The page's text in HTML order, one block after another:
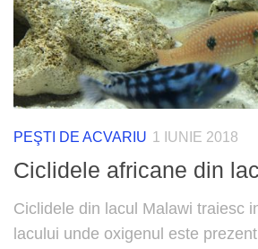
PEŞTI DE ACVARIU 1 IUNIE 2018
Ciclidele africane din
Ciclidele din lacul Malawi traiesc
lacului unde oxigenul este